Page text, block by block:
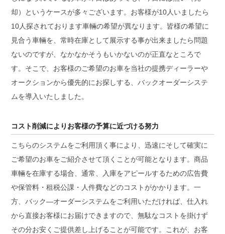
却）というケースが多々ございます。お客様が10人いましたら
10人探されております車輛の希望が異なります。皆様の希望に
見合う車輛を、常時在庫として展示する事が出来ましたら問題
ないのですが、なかなかそうもいかないのが正直なところで
す。そこで、お客様のご希望のお車を当社の提携ディーラーや
オークションから優先的にお探しする、バックオーダーシステ
ムを導入いたしました。
コスト削減によりお客様の予算に近づける努力
こちらのシステムをご利用頂く事により、迅速にそして確実に
ご希望のお車をご紹介させて頂くことが可能となります。商品
車輛を在庫する場合、通常、入庫をアピールするための広告費
や保管料・租税公課・人件費などのコストがかかります。一
方、バック―オーダーシステムをご利用いただければ、仕入れ
から直接お客様にお届けできますので、無駄なコストを掛けず
その分お安くご提供差し上げることが可能です。これが、お客